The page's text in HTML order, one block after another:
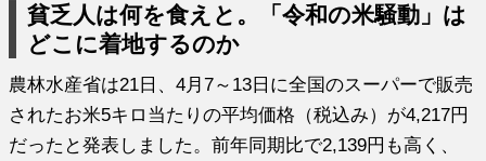
貧乏人は何を食えと。「令和の米騒動」は
どこに着地するのか
農林水産省は21日、4月7～13日に全国のスーパーで販売
されたお米5キロ当たりの平均価格（税込み）が4,217円
だったと発表しました。前年同期比で2,139円も高く、